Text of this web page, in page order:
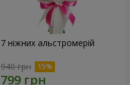
7 ніжних альстромерій
940 грн